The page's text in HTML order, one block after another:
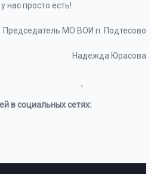
нас просто есть!
Председатель МО ВОИ п. Подтесово
Надежда Юрасова
в социальных сетях: